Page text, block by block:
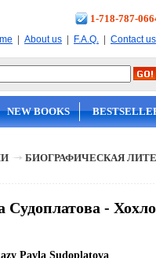
1-718-787-
| About us | F.A.Q. | Contact us
NEW BOOKS
БИОГРАФИЧЕСКАЯ
-
Pavla Sudoplatova